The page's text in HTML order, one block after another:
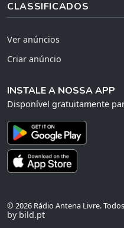
CLASSIFICADOS
Ver anúncios
Criar anúncio
INSTALE A NOSSA APP
Disponível gratuitamente
© 2026 Rádio Antena Livre.
by bild.pt